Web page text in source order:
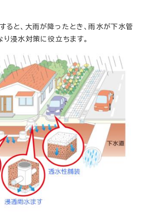
ると、大雨が降ったとき、雨水が下水管
浸水対策に役立ちます。